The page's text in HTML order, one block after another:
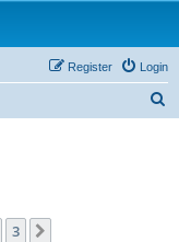
Login
Register
3